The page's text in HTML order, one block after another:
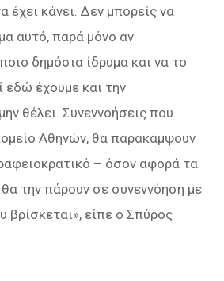
έχει κάνει. Δεν μπορείς να
αυτό, παρά μόνο αν
δημόσια ίδρυμα και να το
εδώ έχουμε και την
θέλει. Συνεννοήσεις που
Αθηνών, θα παρακάμψουν
– όσον αφορά τα
την πάρουν σε συνεννόηση με
βρίσκεται», είπε ο Σπύρος